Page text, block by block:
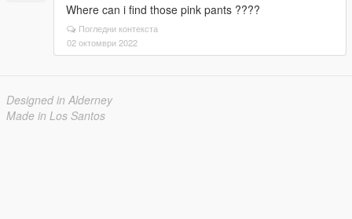
Where can i find those pink pants ????
Погледни контекста
02 октомври 2022
Designed in Alderney
Made in Los Santos